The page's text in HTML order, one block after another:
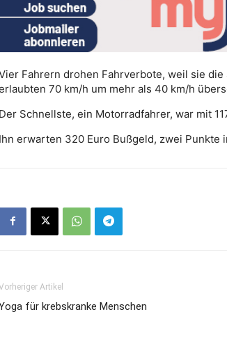
Fahrern drohen Fahrverbote, weil sie
70 km/h um mehr als 40 km/h
Der Schnellste, ein Motorradfahrer, war mit
Ihn erwarten 320 Euro Bußgeld, zwei
Artikel
für krebskranke Menschen